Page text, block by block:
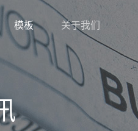
模板 关于我们